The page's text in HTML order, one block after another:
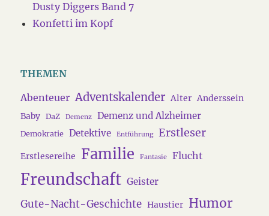
Dusty Diggers Band 7
Konfetti im Kopf
THEMEN
Abenteuer Adventskalender Alter Anderssein
Baby
DaZ Demenz Demenz und Alzheimer
Demokratie Detektive Entführung Erstleser
Erstlesereihe Familie Fantasie Flucht
Freundschaft Geister
Gute-Nacht-Geschichte Haustier Humor